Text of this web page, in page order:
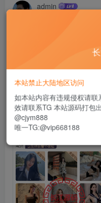
admin
4国语言 中文,英语,韩语,
本站禁止大陆地区访问
如本站内容有违规侵权请
效请联系TG 本站源码打包
@cjym888
唯一TG:@vip668188